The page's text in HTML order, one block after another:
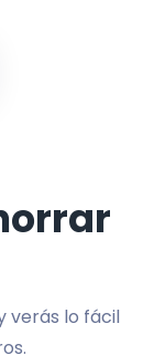
verás lo fácil